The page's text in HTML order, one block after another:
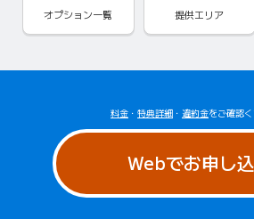
オプション一覧 提供エリア
料金 ・ 特典詳細 ・ 違約金をご確認く
Webでお申し